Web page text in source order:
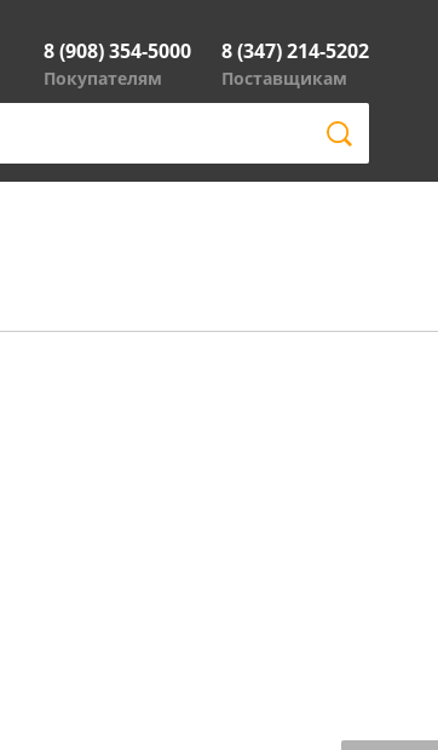
8 (908) 354-5000
Покупателям
8 (347) 214-5202
Поставщикам